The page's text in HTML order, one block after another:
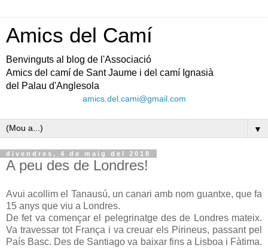
Amics del Camí
Benvinguts al blog de l'Associació
Amics del camí de Sant Jaume i del camí Ignasià
del Palau d'Anglesola
amics.del.cami@gmail.com
▼
divendres, 4 de maig del 2018
A peu des de Londres!
Avui acollim el Tanausú, un canari amb nom guantxe, que fa
15 anys que viu a Londres.
De fet va començar el pelegrinatge des de Londres mateix.
Va travessar tot França i va creuar els Pirineus, passant pel
País Basc. Des de Santiago va baixar fins a Lisboa i Fàtima.